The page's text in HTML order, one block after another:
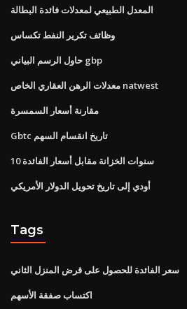
المعدل الطبيعي لمعدلات فائدة البطالة
وظائف تكرير النفط تكساس
حاول الرسم البياني gbp
معدلات الرهن العقاري الخاص natwest
مقارنة أسعار السمسرة
Gbtc تاريخ انقسام السهم
10 سنوات الخزانة مقابل أسعار الفائدة
أودي إلى تاريخ تحويل الدولار الأمريكي
Tags
سعر الفائدة للحصول على قرض المنزل الثاني
اكتساب صفقة الأسهم